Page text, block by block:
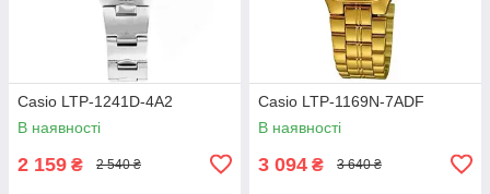
Casio LTP-1241D-4A2
В наявності
2 159 ₴ 2 540 ₴
Casio LTP-1169N-7ADF
В наявності
3 094 ₴ 3 640 ₴